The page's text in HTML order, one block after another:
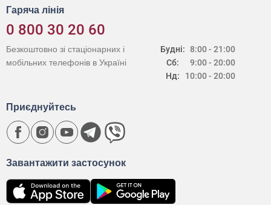
Гаряча лінія
0 800 30 20 60
Будні:
Сб:
Нд:
8:00 - 21:00
9:00 - 20:00
10:00 - 20:00
Безкоштовно зі стаціонарних і
мобільних телефонів в Україні
Завантажити застосунок
Приєднуйтесь